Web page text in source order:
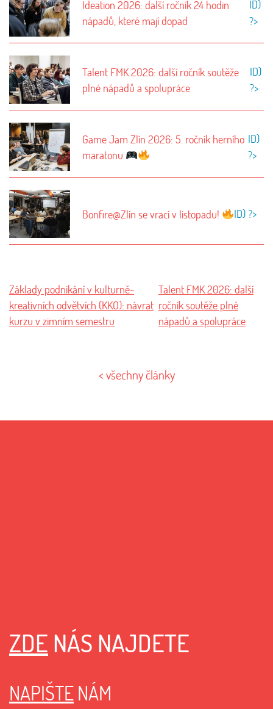
Ideation 2026: další ročník 24 hodin
nápadů, které mají dopad
ID)
?>
Talent FMK 2026: další ročník soutěže
plné nápadů a spolupráce
ID)
?>
Game Jam Zlín 2026: 5. ročník herního
maratonu
ID)
?>
Bonfire@Zlín se vrací v listopadu! ID) ?>
Základy podnikání v kulturně-
kreativních odvětvích (KKO): návrat
kurzu v zimním semestru
Talent FMK 2026: další
ročník soutěže plné
nápadů a spolupráce
< všechny články
ZDE NÁS NAJDETE
NAPIŠTENÁM